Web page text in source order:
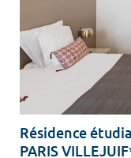
Résidence
PARIS